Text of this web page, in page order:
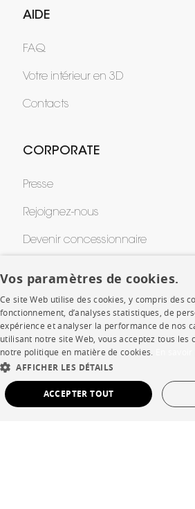
AIDE
FAQ
Votre intérieur en 3D
Contacts
CORPORATE
Presse
Rejoignez-nous
Devenir concessionnaire
SHOP
Points de vente
Vos paramètres de cookies.
Ce site Web utilise des cookies, y compris des
fonctionnement, d’analyses statistiques, de
expérience et analyser la performance de nos
utilisant notre site Web, vous acceptez tous les
notre politique en matière de cookies.
AFFICHER LES DÉTAILS
ACCEPTER TOUT